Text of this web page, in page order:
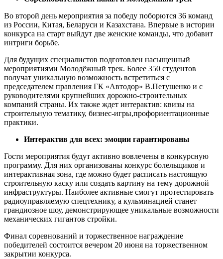
Во второй день мероприятия за победу поборются 36 команд
из России, Китая, Беларуси и Казахстана. Впервые в истории
конкурса на старт выйдут две женские команды, что добавит
интриги борьбе.
Для будущих специалистов подготовлен насыщенный
мероприятиями Молодёжный трек. Более 350 студентов
получат уникальную возможность встретиться с
председателем правления ГК «Автодор» В.Петушенко и с
руководителями крупнейших дорожно-строительных
компаний страны. Их также ждет интерактив: квизы на
строительную тематику, бизнес-игры,профориентационные
практики.
Интерактив для всех: эмоции гарантированы
Гости мероприятия будут активно вовлечены в конкурсную
программу. Для них организованы конкурс болельщиков и
интерактивная зона, где можно будет расписать настоящую
строительную каску или создать картину на тему дорожной
инфраструктуры. Наиболее активные смогут протестировать
радиоуправляемую спецтехнику, а кульминацией станет
грандиозное шоу, демонстрирующее уникальные возможности
механических гигантов стройки.
Финал соревнований и торжественное награждение
победителей состоится вечером 20 июня на торжественном
закрытии конкурса.